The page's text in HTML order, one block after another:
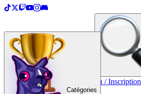
Créer une TopList Connexion / Inscription
Catégories